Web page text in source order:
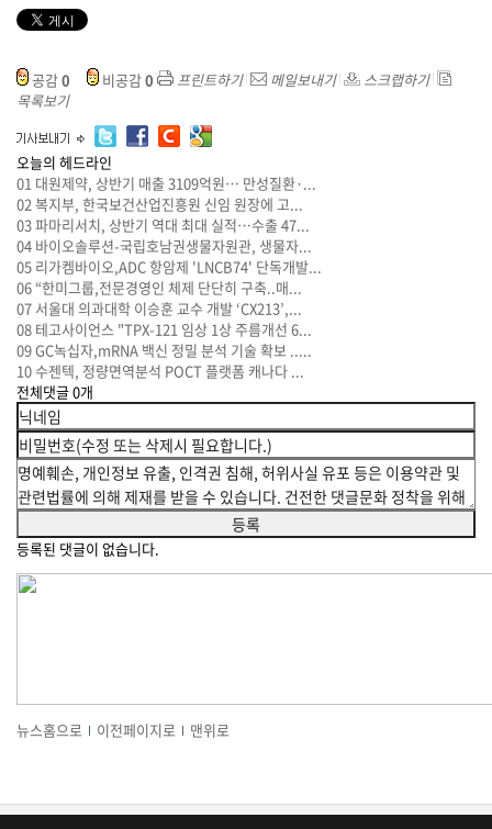
공감0 비공감0 프린트하기 메일보내기
스크랩하기
목록보기
오늘의 헤드라인
01 대원제약, 상반기 매출 3109억원… 만성질환·...
02복지부, 한국보건산업진흥원 신임 원장에 고...
03파마리서치, 상반기 역대 최대 실적…수출 47...
04 바이오솔루션-국립호남권생물자원관, 생물자...
05 리가켐바이오,ADC 항암제 'LNCB74' 단독개발...
06 “한미그룹,전문경영인 체제 단단히 구축..매...
07 서울대 의과대학 이승훈 교수 개발 ‘CX213’,...
08 테고사이언스 "TPX-121 임상 1상 주름개선 6...
09GC녹십자,mRNA 백신 정밀 분석 기술 확보 .....
10수젠텍, 정량면역분석 POCT 플랫폼 캐나다 ...
전체댓글0개
등록된 댓글이 없습니다.
뉴스홈으로 이전페이지로 맨위로